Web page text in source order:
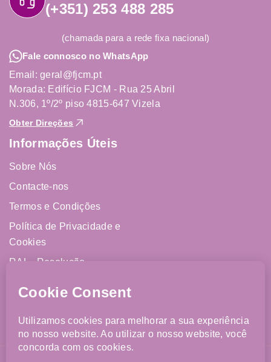
(+351) 253 488 285
(chamada para a rede fixa nacional)
Fale connosco no WhatsApp
Email: geral@fjcm.pt
Morada: Edifício FJCM - Rua 25 Abril
N.306, 1º/2º piso 4815-647 Vizela
Obter Direções
Informações Úteis
Sobre Nós
Contacte-nos
Termos e Condições
Política de Privacidade e
Cookies
RAL - Resolução
Livro de Reclamações